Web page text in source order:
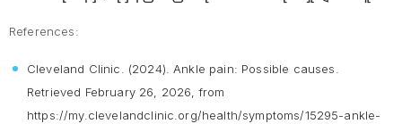
References:
Cleveland Clinic. (2024). Ankle pain: Possible causes
Retrieved February 26, 2026, from
https://my.clevelandclinic.org/health/symptoms/15295-ankle-